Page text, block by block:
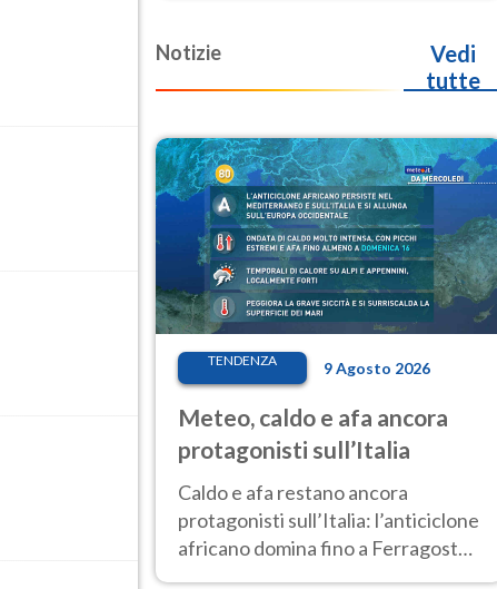
Notizie
Vedi
tutte
TENDENZA 9 Agosto 2026
Meteo, caldo e afa ancora
protagonisti sull’Italia
Caldo e afa restano ancora
protagonisti sull’Italia: l’anticiclone
africano domina fino a Ferragosto,